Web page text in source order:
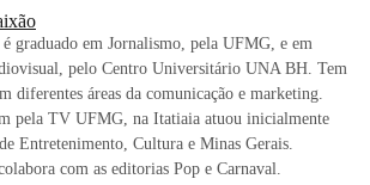
graduado em Jornalismo, pela UFMG, e em
pelo Centro Universitário UNA BH. Tem
diferentes áreas da comunicação e marketing.
pela TV UFMG, na Itatiaia atuou inicialmente
Entretenimento, Cultura e Minas Gerais.
com as editorias Pop e Carnaval.